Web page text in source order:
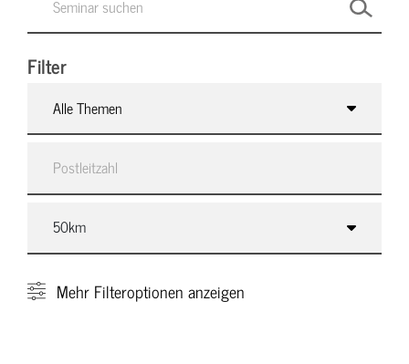
Filter
Alle Themen
Mehr Filteroptionen anzeigen